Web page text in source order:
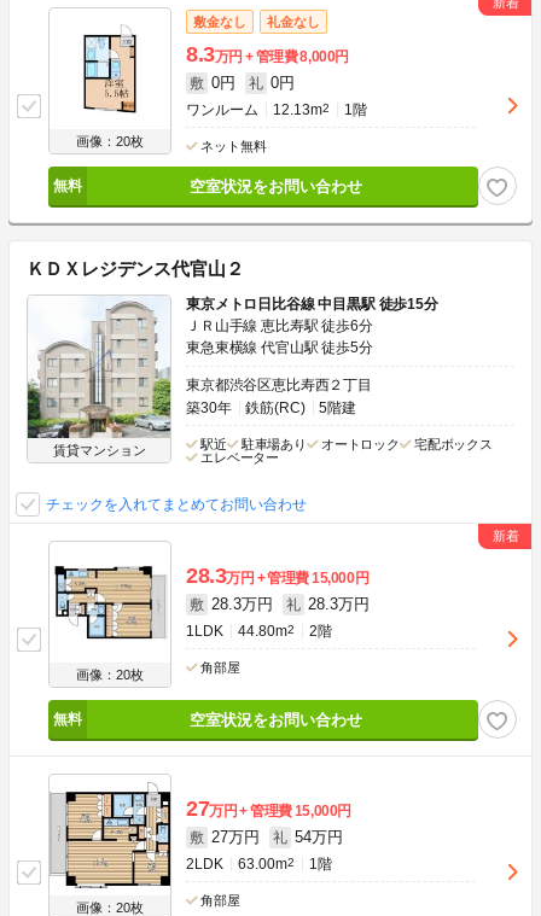
画像：20枚
敷金なし 礼金なし
8.3万円 管理費8,000円
敷 0円 礼 0円
ワンルーム 12.13m2 1階
ネット無料
空室状況をお問い合わせ
ＫＤＸレジデンス代官山２
賃貸マンション
東京メトロ日比谷線 中目黒駅 徒歩15分
ＪＲ山手線 恵比寿駅 徒歩6分
東急東横線 代官山駅 徒歩5分
東京都渋谷区恵比寿西２丁目
築30年
鉄筋(RC) 5階建
駅近 駐車場あり オートロック
宅配ボックス
エレベーター
チェックを入れてまとめてお問い合わせ
画像：20枚
28.3万円 管理費15,000円
敷 28.3万円 礼 28.3万円
1LDK 44.80m2 2階
角部屋
空室状況をお問い合わせ
画像：20枚
27万円 管理費15,000円
敷 27万円 礼 54万円
2LDK 63.00m2 1階
角部屋